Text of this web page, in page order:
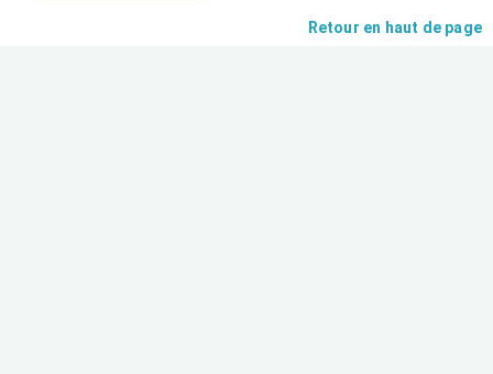
Retour en haut de page